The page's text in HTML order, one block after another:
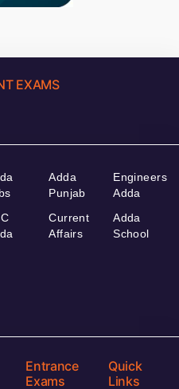
EXAMS
Adda
Punjab
Current
Affairs
Engineers
Adda
Adda
School
Entrance
Exams
Quick
Links